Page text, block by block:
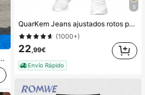
5
QuarKem Jeans ajustados rotos para hombres
(1000+)
22,99€
Envío Rápido